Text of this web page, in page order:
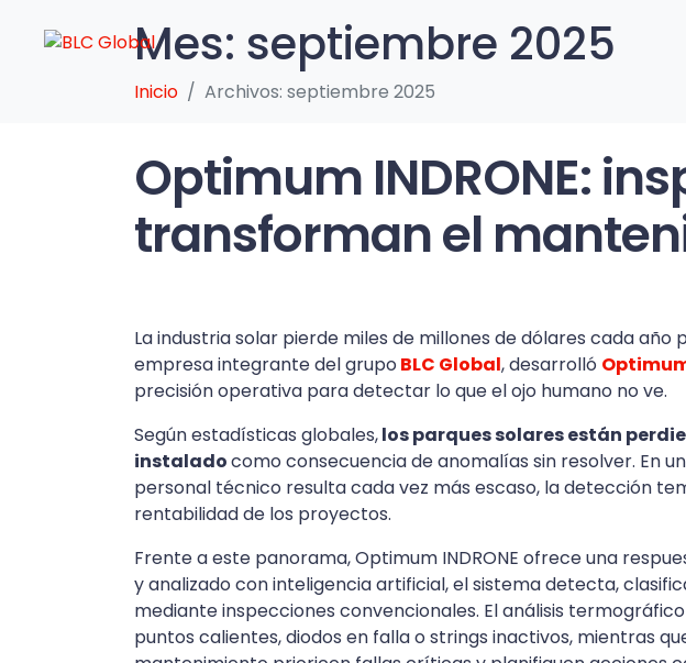
Mes: septiembre 2025
Inicio Archivos: septiembre 2025
Optimum INDRONE:
transforman el
La industria solar pierde miles de millones de dólares cada
empresa integrante del grupo BLC Global, desarrolló
precisión operativa para detectar lo que el ojo humano no ve.
Según estadísticas globales,los parques solares están
instaladocomo consecuencia de anomalías sin resolver. En
personal técnico resulta cada vez más escaso, la detección
rentabilidad de los proyectos.
Frente a este panorama, Optimum INDRONE ofrece una
y analizado con inteligencia artificial, el sistema detecta,
mediante inspecciones convencionales. El análisis
puntos calientes, diodos en falla o strings inactivos, mientras